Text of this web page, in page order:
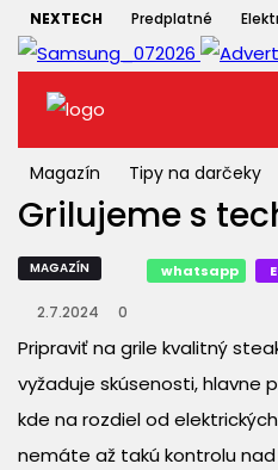
NEXTECH Predplatné
Magazín Tipy na darčeky
Grilujeme s
MAGAZÍN whatsapp
2.7.2024 0
Pripraviť na grile kvalitný
vyžaduje skúsenosti, hlavne
kde na rozdiel od
nemáte až takú kontrolu